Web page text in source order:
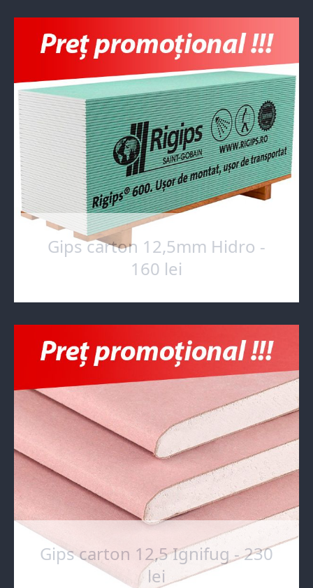
Gips carton 12,5mm Hidro -
160 lei
Gips carton 12,5 Ignifug - 230
lei